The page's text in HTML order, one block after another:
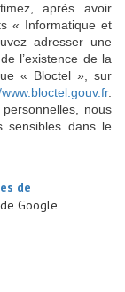
après avoir
« Informatique et
adresser une
l’existence de la
« Bloctel », sur
.
nous
sensibles dans le
de
de Google